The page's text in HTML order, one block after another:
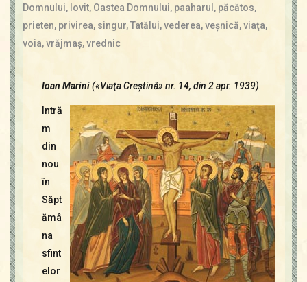
Contact
Domnului, lovit, Oastea Domnului, paaharul, păcătos,
prieten, privirea, singur,Tatălui,vederea,veşnică,viaţa,
voia,vrăjmaş,vrednic
Ioan Marini («Viaţa Creştină» nr. 14, din 2 apr. 1939)
Intră
m
din
nou
în
Săpt
ămâ
na
sfint
elor